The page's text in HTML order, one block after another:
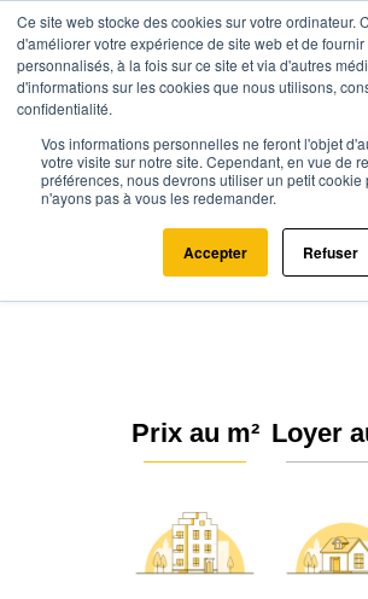
Ce site web stocke des cookies sur votre ordinateur.
d'améliorer votre expérience de site web et de
personnalisés, à la fois sur ce site et via d'autres
d'informations sur les cookies que nous utilisons,
confidentialité.
Vos informations personnelles ne feront l'objet
votre visite sur notre site. Cependant, en vue de
préférences, nous devrons utiliser un petit cookie
n'ayons pas à vous les redemander.
Accepter Refuser
Agence.immo Prix immobilier Auvergne-
Cognat-Lyonne (03110)
Estimation immobilière
Lyonne : Prix m²
Prix au m² Loyer